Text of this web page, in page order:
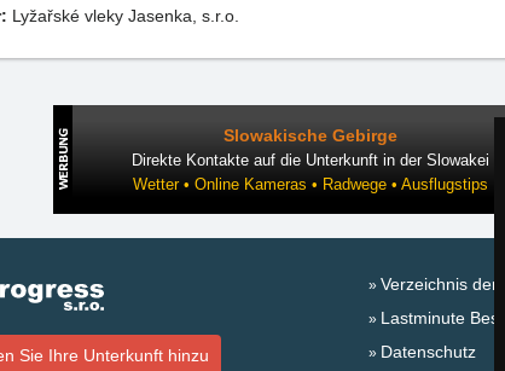
Lyžařské vleky Jasenka, s.r.o.
Slowakische Gebirge
Direkte Kontakte auf die Unterkunft in der Slowakei
Wetter • Online Kameras • Radwege • Ausflugstips
Sie Ihre Unterkunft hinzu
Verzeichnis der
Lastminute
Datenschutz